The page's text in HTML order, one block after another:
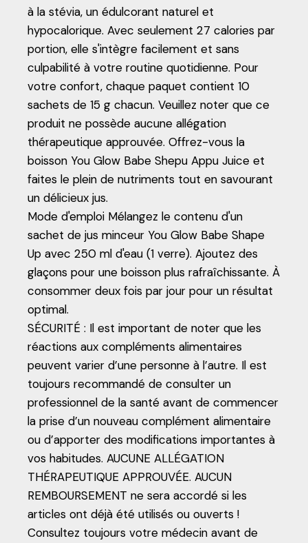
à la stévia, un édulcorant naturel et
hypocalorique. Avec seulement 27 calories par
portion, elle s'intègre facilement et sans
culpabilité à votre routine quotidienne. Pour
votre confort, chaque paquet contient 10
sachets de 15 g chacun. Veuillez noter que ce
produit ne possède aucune allégation
thérapeutique approuvée. Offrez-vous la
boisson You Glow Babe Shepu Appu Juice et
faites le plein de nutriments tout en savourant
un délicieux jus.
Mode d'emploi Mélangez le contenu d'un
sachet de jus minceur You Glow Babe Shape
Up avec 250 ml d'eau (1 verre). Ajoutez des
glaçons pour une boisson plus rafraîchissante. À
consommer deux fois par jour pour un résultat
optimal.
SÉCURITÉ : Il est important de noter que les
réactions aux compléments alimentaires
peuvent varier d’une personne à l’autre. Il est
toujours recommandé de consulter un
professionnel de la santé avant de commencer
la prise d’un nouveau complément alimentaire
ou d’apporter des modifications importantes à
vos habitudes. AUCUNE ALLÉGATION
THÉRAPEUTIQUE APPROUVÉE. AUCUN
REMBOURSEMENT ne sera accordé si les
articles ont déjà été utilisés ou ouverts !
Consultez toujours votre médecin avant de